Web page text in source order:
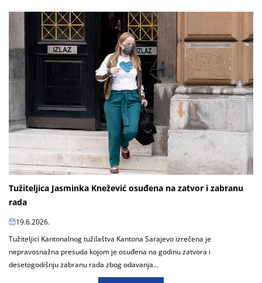
Tužiteljica Jasminka Knežević osuđena na zatvor i zabranu
rada
19.6.2026.
Tužiteljici Kantonalnog tužilaštva Kantona Sarajevo izrečena je
nepravosnažna presuda kojom je osuđena na godinu zatvora i
desetogodišnju zabranu rada zbog odavanja...